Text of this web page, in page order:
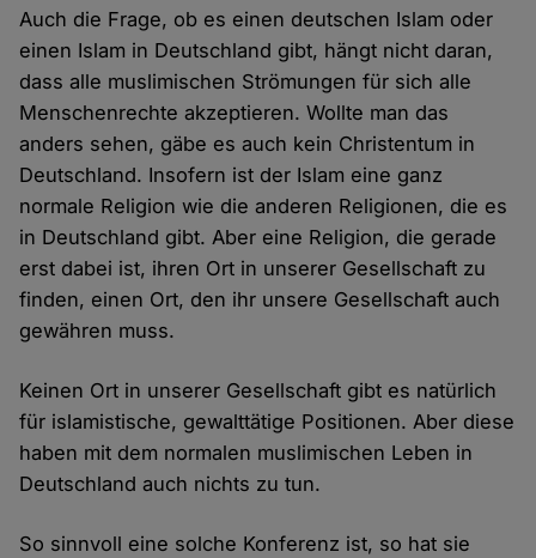
Auch die Frage, ob es einen deutschen Islam oder
einen Islam in Deutschland gibt, hängt nicht daran,
dass alle muslimischen Strömungen für sich alle
Menschenrechte akzeptieren. Wollte man das
anders sehen, gäbe es auch kein Christentum in
Deutschland. Insofern ist der Islam eine ganz
normale Religion wie die anderen Religionen, die es
in Deutschland gibt. Aber eine Religion, die gerade
erst dabei ist, ihren Ort in unserer Gesellschaft zu
finden, einen Ort, den ihr unsere Gesellschaft auch
gewähren muss.
Keinen Ort in unserer Gesellschaft gibt es natürlich
für islamistische, gewalttätige Positionen. Aber diese
haben mit dem normalen muslimischen Leben in
Deutschland auch nichts zu tun.
So sinnvoll eine solche Konferenz ist, so hat sie